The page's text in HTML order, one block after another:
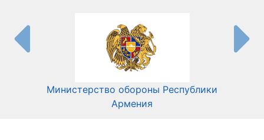
Министерство обороны Республики
Армения